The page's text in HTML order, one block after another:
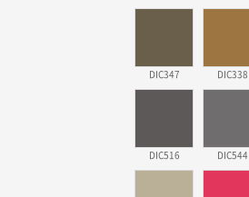
DIC347 DIC338
DIC516 DIC544